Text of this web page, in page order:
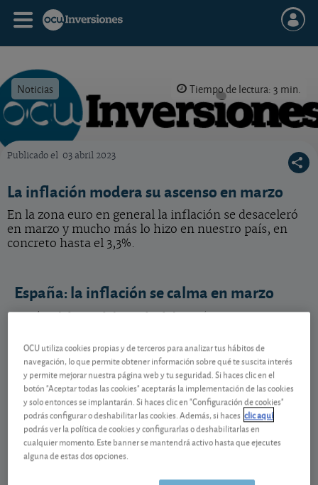
Noticias Tiempo de lectura: 3 min.
Publicado el 03 abril 2023
La inflación modera su ascenso en marzo
En la zona euro en general la inflación se desaceleró
en marzo y mucho más lo hizo en nuestro país, en
concreto hasta el 3,3%.
España: la inflación se calma en marzo
se habría situado en el 3,3%. En caso de
confirmarse, supondría una disminución de más de
dos puntos y medio en su tasa anual, ya que en el
mes de febrero esta variación fue del 6%. Muy
notable es su bajada con respecto a la registrada en
marzo del año pasado (9,8%) cuando el estallido de
la guerra en Ucrania disparó los precios de la
electricidad y de los carburantes frente a la
OCU utiliza cookies propias y de terceros para analizar tus hábitos de
navegación, lo que permite obtener información sobre qué te suscita interés
y permite mejorar nuestra página web y tu seguridad. Si haces clic en el
botón "Aceptar todas las cookies" aceptarás la implementación de las cookies
y solo entonces se implantarán. Si haces clic en "Configuración de cookies"
podrás configurar o deshabilitar las cookies. Además, si haces clic aquí
podrás ver la política de cookies y configurarlas o deshabilitarlas en
cualquier momento. Este banner se mantendrá activo hasta que ejecutes
alguna de estas dos opciones.